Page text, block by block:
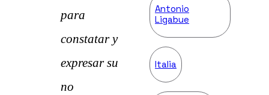
para
constatar y
expresar su
no
Antonio
Ligabue
Italia